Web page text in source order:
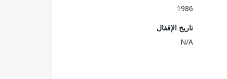
1986
تاريخ الإقفال
N/A